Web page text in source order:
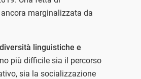
marginalizzata da
diversità linguistiche e
più difficile sia il percorso
sia la socializzazione